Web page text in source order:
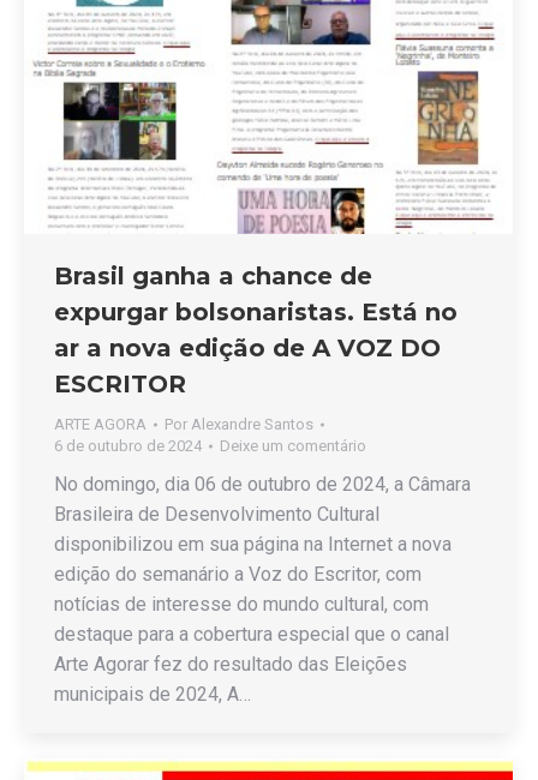
Brasil ganha a chance de
expurgar bolsonaristas. Está no
ar a nova edição de A VOZ DO
ESCRITOR
ARTE AGORA Por Alexandre Santos
6 de outubro de 2024
Deixe um comentário
No domingo, dia 06 de outubro de 2024, a Câmara
Brasileira de Desenvolvimento Cultural
disponibilizou em sua página na Internet a nova
edição do semanário a Voz do Escritor, com
notícias de interesse do mundo cultural, com
destaque para a cobertura especial que o canal
Arte Agorar fez do resultado das Eleições
municipais de 2024, A…